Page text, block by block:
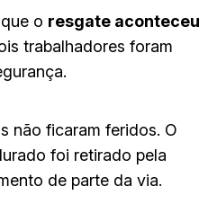
o resgate aconteceu
trabalhadores foram
não ficaram feridos. O
foi retirado pela
de parte da via.